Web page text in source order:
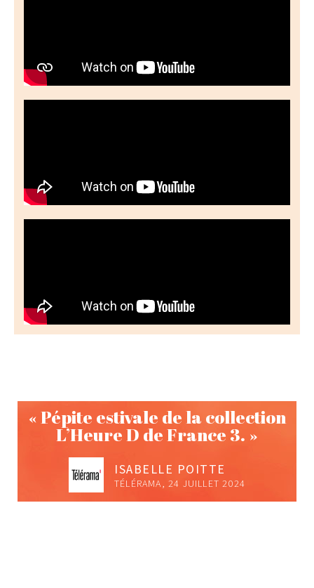
« Pépite estivale de la collection
L’Heure D de France 3. »
ISABELLE POITTE
TÉLÉRAMA, 24 JUILLET 2024